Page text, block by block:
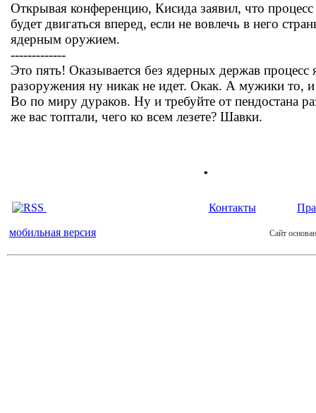
Открывая конференцию, Кисида заявил, что
будет двигаться вперед, если не вовлечь в него
ядерным оружием.
-------------
Это пять! Оказывается без ядерных держав процесс
разоружения ну никак не идет. Окак. А мужики то, и
Во по миру дураков. Ну и требуйте от пендостана
же вас топтали, чего ко всем лезете? Шавки.
.
Контакты
мобильная версия Сайт